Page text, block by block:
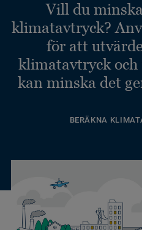
Vill du
klimatavtryck?
för att
klimatavtryck och
kan minska det
BERÄKNA